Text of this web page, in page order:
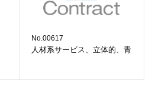
No.00617
人材系サービス、立体的、青